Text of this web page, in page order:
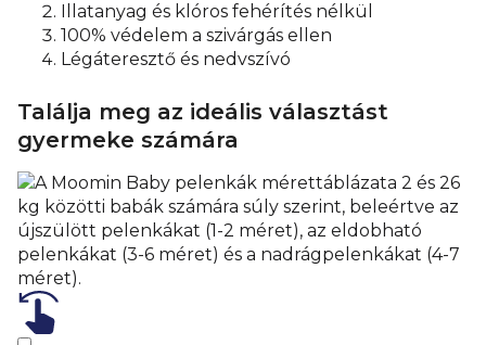
Illatanyag és klóros fehérítés nélkül
100% védelem a szivárgás ellen
Légáteresztő és nedvszívó
Találja meg az ideális választást
gyermeke számára